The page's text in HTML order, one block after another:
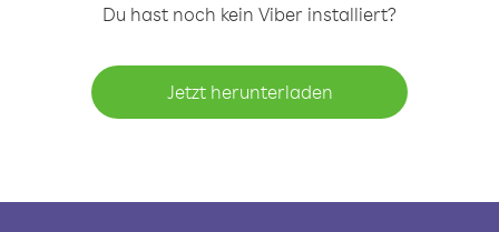
Du hast noch kein Viber installiert?
Jetzt herunterladen